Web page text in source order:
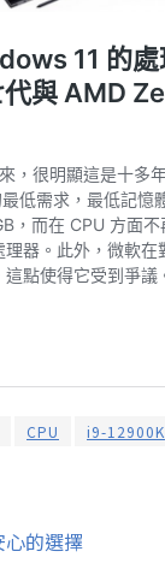
CPU i9-12900K
的選擇